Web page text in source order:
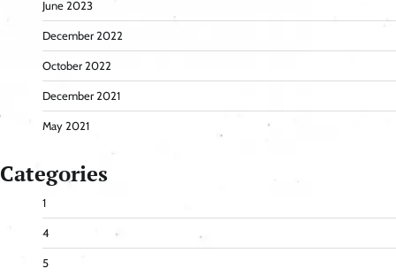
June 2023
December 2022
October 2022
December 2021
May 2021
Categories
1
4
5